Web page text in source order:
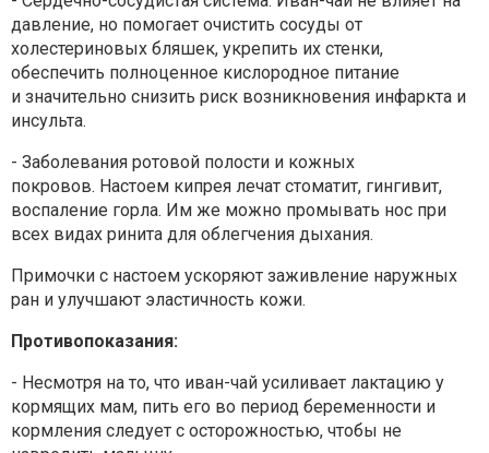
давление, но помогает очистить сосуды от
холестериновых бляшек, укрепить их стенки,
обеспечить полноценное кислородное питание
и значительно снизить риск возникновения инфаркта и
инсульта.
- Заболевания ротовой полости и кожных
покровов. Настоем кипрея лечат стоматит, гингивит,
воспаление горла. Им же можно промывать нос при
всех видах ринита для облегчения дыхания.
Примочки с настоем ускоряют заживление наружных
ран и улучшают эластичность кожи.
Противопоказания:
- Несмотря на то, что иван-чай усиливает лактацию у
кормящих мам, пить его во период беременности и
кормления следует с осторожностью, чтобы не